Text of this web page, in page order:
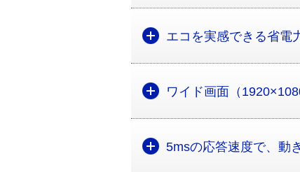
エコを実感できる省電
ワイド画面（
5msの応答速度で、動